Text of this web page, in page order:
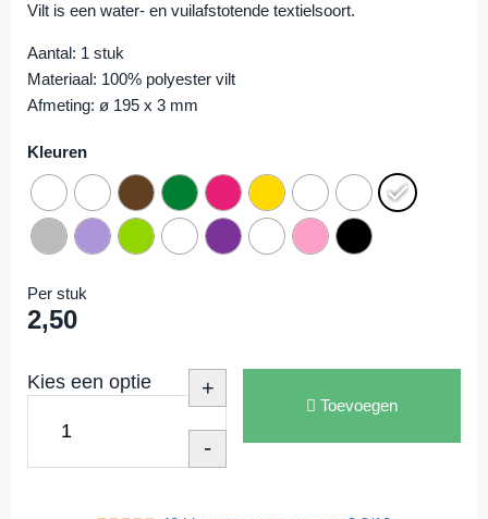
Vilt is een water- en vuilafstotende textielsoort.
Aantal: 1 stuk
Materiaal: 100% polyester vilt
Afmeting: ø 195 x 3 mm
Kleuren
Per stuk
2,50
Kies een optie +
-
Toevoegen